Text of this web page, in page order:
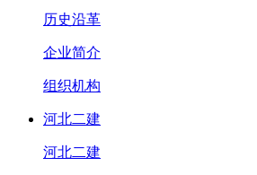
历史沿革
企业简介
组织机构
河北二建
河北二建